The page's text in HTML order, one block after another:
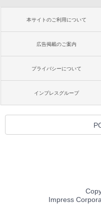
本サイトのご利用について
広告掲載のご案内
プライバシーについて
インプレスグループ
Impress